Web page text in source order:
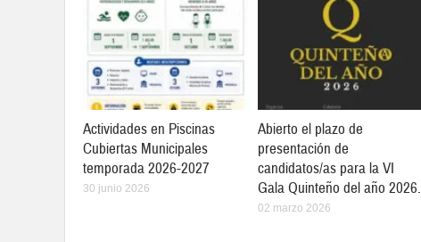
Actividades en Piscinas
Cubiertas Municipales
temporada 2026-2027
30 junio 2026
Abierto el plazo de
presentación de
candidatos/as para la VI
Gala Quinteño del año 2026.
02 marzo 2026